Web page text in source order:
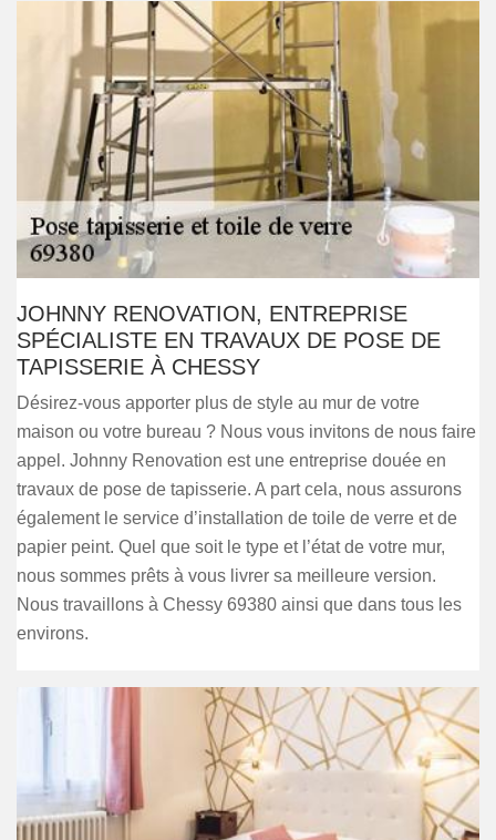
JOHNNY RENOVATION, ENTREPRISE
SPÉCIALISTE EN TRAVAUX DE POSE DE
TAPISSERIE À CHESSY
Désirez-vous apporter plus de style au mur de votre
maison ou votre bureau ? Nous vous invitons de nous faire
appel. Johnny Renovation est une entreprise douée en
travaux de pose de tapisserie. A part cela, nous assurons
également le service d’installation de toile de verre et de
papier peint. Quel que soit le type et l’état de votre mur,
nous sommes prêts à vous livrer sa meilleure version.
Nous travaillons à Chessy 69380 ainsi que dans tous les
environs.